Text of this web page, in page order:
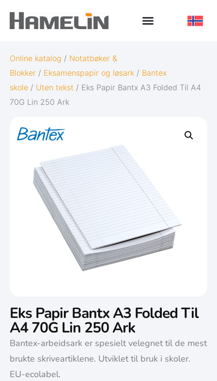
Online katalog / Notatbøker &
Blokker / Eksamenspapir og løsark / Bantex
skole / Uten tekst / Eks Papir Bantx A3 Folded Til A4
70G Lin 250 Ark
Eks Papir Bantx A3 Folded Til
A4 70G Lin 250 Ark
Bantex-arbeidsark er spesielt velegnet til de mest
brukte skriveartiklene. Utviklet til bruk i skoler.
EU-ecolabel.